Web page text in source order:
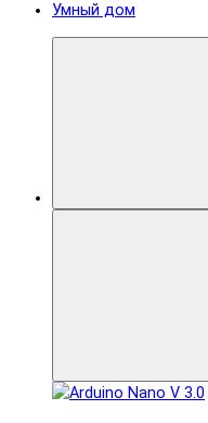
Умный дом